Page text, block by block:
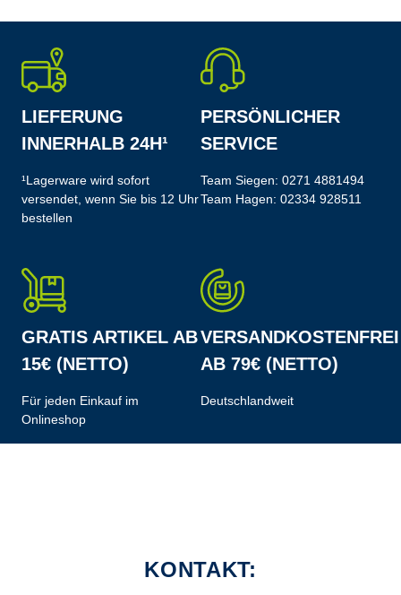
LIEFERUNG
INNERHALB 24H¹
¹Lagerware wird sofort
versendet, wenn Sie bis 12 Uhr
bestellen
PERSÖNLICHER
SERVICE
Team Siegen: 0271 4881494
Team Hagen: 02334 928511
GRATIS ARTIKEL AB
15€ (NETTO)
Für jeden Einkauf im
Onlineshop
VERSANDKOSTENFREI
AB 79€ (NETTO)
Deutschlandweit
KONTAKT: